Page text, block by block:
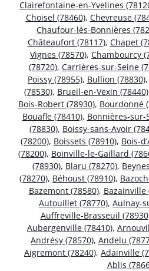
Clairefontaine-en-Yvelines
Choisel (78460), Chevreuse
Chaufour-lès-Bonnières
Châteaufort (78117), Chapet
Vignes (78570), Chambourcy
(78720), Carrières-sur-Seine
Poissy (78955), Bullion (78830),
(78530), Brueil-en-Vexin (78440)
Bois-Robert (78930), Bourdonné
Bouafle (78410), Bonnières-sur-
(78830), Boissy-sans-Avoir
(78200), Boissets (78910), Bois-
(78200), Boinville-le-Gaillard
(78930), Blaru (78270),
(78270), Béhoust (78910),
Bazemont (78580), Bazainville
Autouillet (78770), Aulnay-
Auffreville-Brasseuil
Aubergenville (78410),
Andrésy (78570), Andelu
Aigremont (78240), Adainville
Ablis